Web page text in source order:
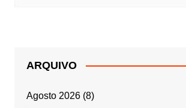
ARQUIVO
Agosto 2026(8)